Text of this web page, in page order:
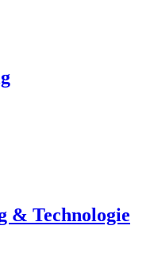
& Technologie